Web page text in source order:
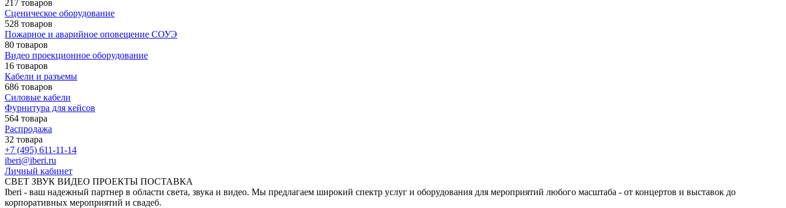
217 товаров
Сценическое оборудование
528 товаров
Пожарное и аварийное оповещение СОУЭ
80 товаров
Видео проекционное оборудование
16 товаров
Кабели и разъемы
686 товаров
Силовые кабели
Фурнитура для кейсов
564 товара
Распродажа
32 товара
+7 (495) 611-11-14
iberi@iberi.ru
Личный кабинет
СВЕТ ЗВУК ВИДЕО ПРОЕКТЫ ПОСТАВКА
Iberi - ваш надежный партнер в области света, звука и видео. Мы предлагаем широкий спектр услуг и оборудования для мероприятий любого масштаба - от концертов и выставок до
корпоративных мероприятий и свадеб.